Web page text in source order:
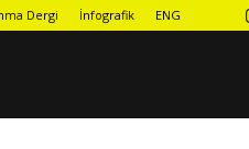
Dergi İnfografik ENG